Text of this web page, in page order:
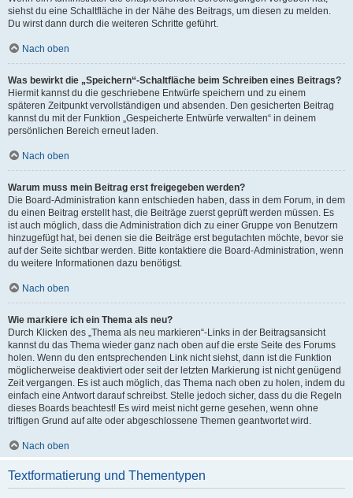
siehst du eine Schaltfläche in der Nähe des Beitrags, um diesen zu melden.
Du wirst dann durch die weiteren Schritte geführt.
Nach oben
Was bewirkt die „Speichern“-Schaltfläche beim Schreiben eines Beitrags?
Hiermit kannst du die geschriebene Entwürfe speichern und zu einem
späteren Zeitpunkt vervollständigen und absenden. Den gesicherten Beitrag
kannst du mit der Funktion „Gespeicherte Entwürfe verwalten“ in deinem
persönlichen Bereich erneut laden.
Nach oben
Warum muss mein Beitrag erst freigegeben werden?
Die Board-Administration kann entschieden haben, dass in dem Forum, in dem
du einen Beitrag erstellt hast, die Beiträge zuerst geprüft werden müssen. Es
ist auch möglich, dass die Administration dich zu einer Gruppe von Benutzern
hinzugefügt hat, bei denen sie die Beiträge erst begutachten möchte, bevor sie
auf der Seite sichtbar werden. Bitte kontaktiere die Board-Administration, wenn
du weitere Informationen dazu benötigst.
Nach oben
Wie markiere ich ein Thema als neu?
Durch Klicken des „Thema als neu markieren“-Links in der Beitragsansicht
kannst du das Thema wieder ganz nach oben auf die erste Seite des Forums
holen. Wenn du den entsprechenden Link nicht siehst, dann ist die Funktion
möglicherweise deaktiviert oder seit der letzten Markierung ist nicht genügend
Zeit vergangen. Es ist auch möglich, das Thema nach oben zu holen, indem du
einfach eine Antwort darauf schreibst. Stelle jedoch sicher, dass du die Regeln
dieses Boards beachtest! Es wird meist nicht gerne gesehen, wenn ohne
triftigen Grund auf alte oder abgeschlossene Themen geantwortet wird.
Nach oben
Textformatierung und Thementypen